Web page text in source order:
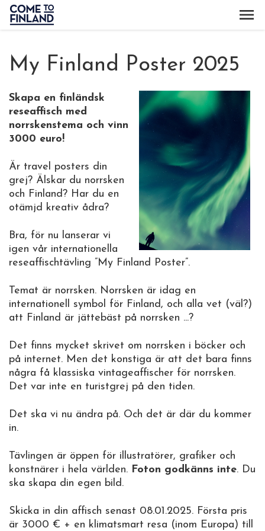
My Finland Poster 2025
Skapa en finländsk
reseaffisch med
norrskenstema och vinn
3000 euro!
Är travel posters din
grej? Älskar du norrsken
och Finland? Har du en
otämjd kreativ ådra?
Bra, för nu lanserar vi
igen vår internationella
reseaffischtävling ”My Finland Poster”.
Temat är norrsken. Norrsken är idag en
internationell symbol för Finland, och alla vet (väl?)
att Finland är jättebäst på norrsken ...?
Det finns mycket skrivet om norrsken i böcker och
på internet. Men det konstiga är att det bara finns
några få klassiska vintageaffischer för norrsken.
Det var inte en turistgrej på den tiden.
Det ska vi nu ändra på. Och det är där du kommer
in.
Tävlingen är öppen för illustratörer, grafiker och
konstnärer i hela världen. Foton godkänns inte. Du
ska skapa din egen bild.
Skicka in din affisch senast 08.01.2025. Första pris
är 3000 € + en klimatsmart resa (inom Europa) till